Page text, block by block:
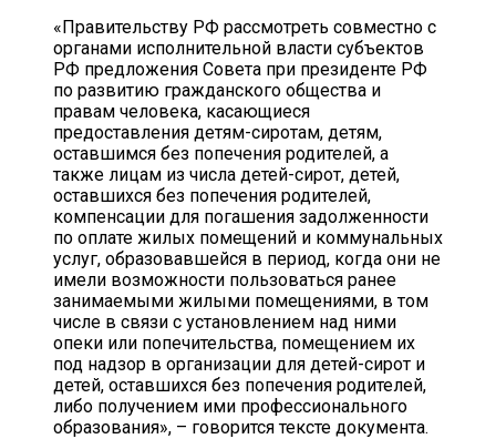
«Правительству РФ рассмотреть совместно с
органами исполнительной власти субъектов
РФ предложения Совета при президенте РФ
по развитию гражданского общества и
правам человека, касающиеся
предоставления детям-сиротам, детям,
оставшимся без попечения родителей, а
также лицам из числа детей-сирот, детей,
оставшихся без попечения родителей,
компенсации для погашения задолженности
по оплате жилых помещений и коммунальных
услуг, образовавшейся в период, когда они не
имели возможности пользоваться ранее
занимаемыми жилыми помещениями, в том
числе в связи с установлением над ними
опеки или попечительства, помещением их
под надзор в организации для детей-сирот и
детей, оставшихся без попечения родителей,
либо получением ими профессионального
образования», – говорится тексте документа.